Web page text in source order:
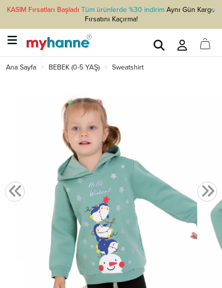
KASIM Fırsatları Başladı Tüm ürünlerde %30 indirimAynı Gün Kargo
Fırsatını Kaçırma!
Ana Sayfa BEBEK (0-5 YAŞ) Sweatshirt